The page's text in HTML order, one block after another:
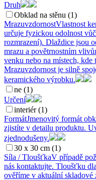
Druh
Obklad na stěnu (1)
MrazuvzdornostVlastnost
určuje fyzickou odolnost
rozmrazení). Dlaždice jsou
mrazu a povětrnostním
venku nebo na místech, kde
Mrazuvzdornost je silně
keramického výrobku.
ne (1)
Určení
interiér (1)
FormátJmenovitý formát
zjistíte v detailu produktu.
zjednodušeny.
30 x 30 cm (1)
Síla / TloušťkaV případě
nás kontaktujte. Tloušťku
ověříme v aktuální